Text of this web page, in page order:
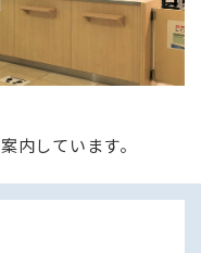
内しています。